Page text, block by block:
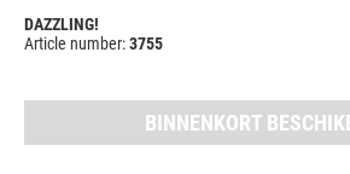
DAZZLING!
Article number:3755
BINNENKORT